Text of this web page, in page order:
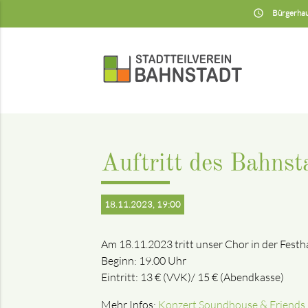
insert_schedule
Auftritt des
18.11.2023, 19:00
Am 18.11.2023 tritt unser Chor in der
Beginn: 19.00 Uhr
Eintritt: 13 € (VVK)/ 15 € (Abendkasse)
Mehr Infos: Konzert Soundhouse &